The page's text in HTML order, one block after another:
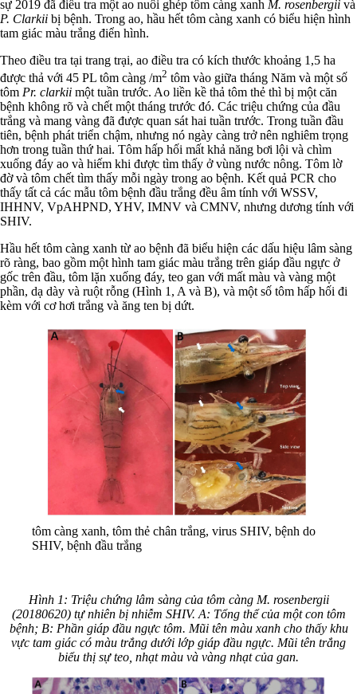
sự 2019 đã điều tra một ao nuôi ghép tôm càng xanh M. rosenbergii và
P. Clarkii bị bệnh. Trong ao, hầu hết tôm càng xanh có biểu hiện hình
tam giác màu trắng điển hình.
Theo điều tra tại trang trại, ao điều tra có kích thước khoảng 1,5 ha
được thả với 45 PL tôm càng /m2 tôm vào giữa tháng Năm và một số
tôm Pr. clarkii một tuần trước. Ao liền kề thả tôm thẻ thì bị một căn
bệnh không rõ và chết một tháng trước đó. Các triệu chứng của đầu
trắng và mang vàng đã được quan sát hai tuần trước. Trong tuần đầu
tiên, bệnh phát triển chậm, nhưng nó ngày càng trở nên nghiêm trọng
hơn trong tuần thứ hai. Tôm hấp hối mất khả năng bơi lội và chìm
xuống đáy ao và hiếm khi được tìm thấy ở vùng nước nông. Tôm lờ
đờ và tôm chết tìm thấy mỗi ngày trong ao bệnh. Kết quả PCR cho
thấy tất cả các mẫu tôm bệnh đầu trắng đều âm tính với WSSV,
IHHNV, VpAHPND, YHV, IMNV và CMNV, nhưng dương tính với
SHIV.
Hầu hết tôm càng xanh từ ao bệnh đã biểu hiện các dấu hiệu lâm sàng
rõ ràng, bao gồm một hình tam giác màu trắng trên giáp đầu ngực ở
gốc trên đầu, tôm lặn xuống đáy, teo gan với mất màu và vàng một
phần, dạ dày và ruột rỗng (Hình 1, A và B), và một số tôm hấp hối đi
kèm với cơ hơi trắng và ăng ten bị dứt.
tôm càng xanh, tôm thẻ chân trắng, virus SHIV, bệnh do
SHIV, bệnh đầu trắng
Hình 1: Triệu chứng lâm sàng của tôm càng M. rosenbergii
(20180620) tự nhiên bị nhiễm SHIV. A: Tổng thể của một con tôm
bệnh; B: Phần giáp đầu ngực tôm. Mũi tên màu xanh cho thấy khu
vực tam giác có màu trắng dưới lớp giáp đầu ngực. Mũi tên trắng
biểu thị sự teo, nhạt màu và vàng nhạt của gan.